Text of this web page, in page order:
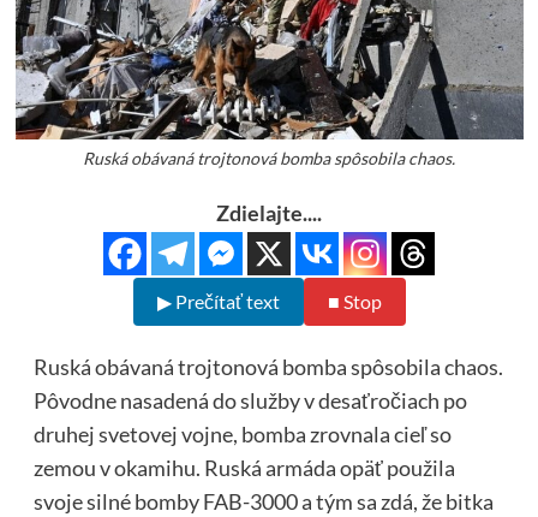
Ruská obávaná trojtonová bomba spôsobila chaos.
Zdielajte....
▶ Prečítať text ■ Stop
Ruská obávaná trojtonová bomba spôsobila chaos.
Pôvodne nasadená do služby v desaťročiach po
druhej svetovej vojne, bomba zrovnala cieľ so
zemou v okamihu. Ruská armáda opäť použila
svoje silné bomby FAB-3000 a tým sa zdá, že bitka